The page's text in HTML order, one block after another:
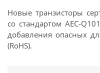
Новые транзисторы
со стандартом AEC-
добавления опасных
(RoHS).